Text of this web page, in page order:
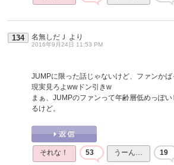
134 名無しだＪ より
2016年9月24日 11:53 PM
JUMPに限った話じゃないけど、ファンかば
現実見ろよwwドン引きw
まぁ、JUMPのファンって年齢層低めっぽ
るけど。
それな！ 53 うーん… 19